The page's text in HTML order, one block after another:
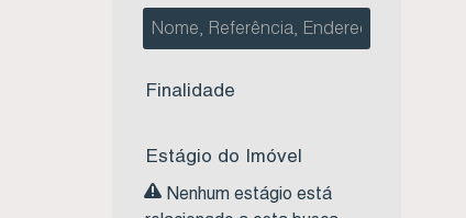
Finalidade
Estágio do Imóvel
Nenhum estágio está